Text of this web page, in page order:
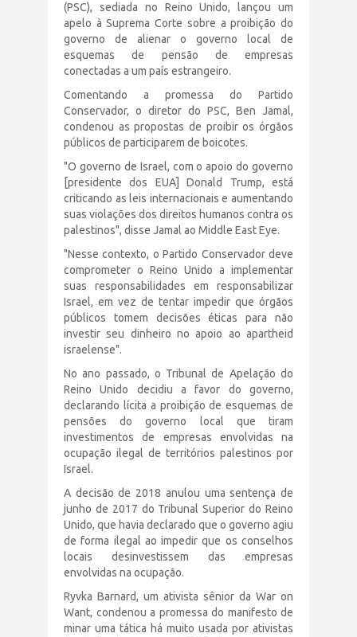
(PSC), sediada no Reino Unido, lançou um
apelo à Suprema Corte sobre a proibição do
governo de alienar o governo local de
esquemas de pensão de empresas
conectadas a um país estrangeiro.
Comentando a promessa do Partido
Conservador, o diretor do PSC, Ben Jamal,
condenou as propostas de proibir os órgãos
públicos de participarem de boicotes.
"O governo de Israel, com o apoio do governo
[presidente dos EUA] Donald Trump, está
criticando as leis internacionais e aumentando
suas violações dos direitos humanos contra os
palestinos", disse Jamal ao Middle East Eye.
"Nesse contexto, o Partido Conservador deve
comprometer o Reino Unido a implementar
suas responsabilidades em responsabilizar
Israel, em vez de tentar impedir que órgãos
públicos tomem decisões éticas para não
investir seu dinheiro no apoio ao apartheid
israelense".
No ano passado, o Tribunal de Apelação do
Reino Unido decidiu a favor do governo,
declarando lícita a proibição de esquemas de
pensões do governo local que tiram
investimentos de empresas envolvidas na
ocupação ilegal de territórios palestinos por
Israel.
A decisão de 2018 anulou uma sentença de
junho de 2017 do Tribunal Superior do Reino
Unido, que havia declarado que o governo agiu
de forma ilegal ao impedir que os conselhos
locais desinvestissem das empresas
envolvidas na ocupação.
Ryvka Barnard, um ativista sênior da War on
Want, condenou a promessa do manifesto de
minar uma tática há muito usada por ativistas